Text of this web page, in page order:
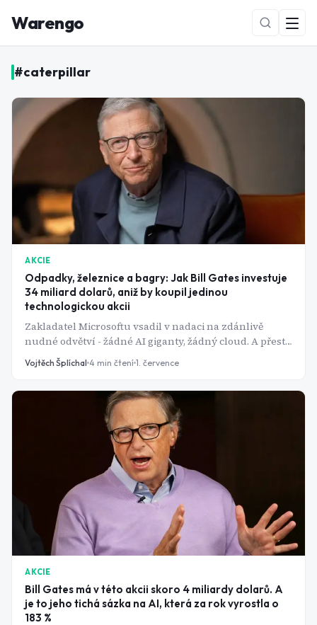
Warengo
#caterpillar
AKCIE
Odpadky, železnice a bagry: Jak Bill Gates investuje
34 miliard dolarů, aniž by koupil jedinou
technologickou akcii
Zakladatel Microsoftu vsadil v nadaci na zdánlivě
nudné odvětví - žádné AI giganty, žádný cloud. A přesto
jedno z jeho klíčových holdings tiše přepsal svůj příběh
díky umělé inteligenci.
Vojtěch Šplíchal 4 min čtení 1. července
AKCIE
Bill Gates má v této akcii skoro 4 miliardy dolarů. A
je to jeho tichá sázka na AI, která za rok vyrostla o
183 %